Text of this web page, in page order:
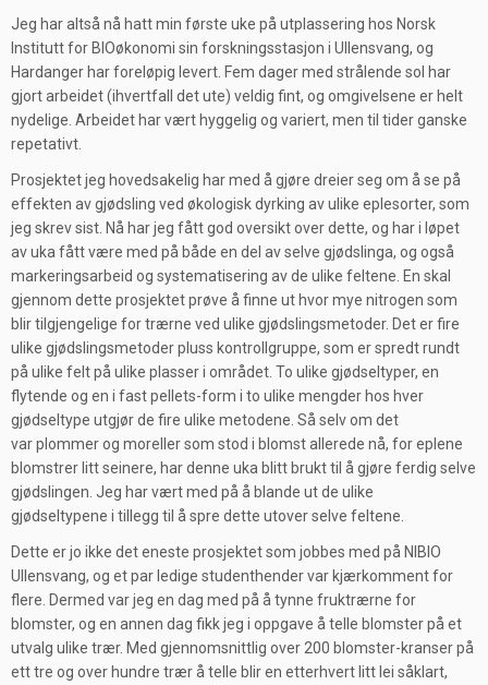
Jeg har altså nå hatt min første uke på utplassering hos Norsk
Institutt for BIOøkonomi sin forskningsstasjon i Ullensvang, og
Hardanger har foreløpig levert. Fem dager med strålende sol har
gjort arbeidet (ihvertfall det ute) veldig fint, og omgivelsene er helt
nydelige. Arbeidet har vært hyggelig og variert, men til tider ganske
repetativt.
Prosjektet jeg hovedsakelig har med å gjøre dreier seg om å se på
effekten av gjødsling ved økologisk dyrking av ulike eplesorter, som
jeg skrev sist. Nå har jeg fått god oversikt over dette, og har i løpet
av uka fått være med på både en del av selve gjødslinga, og også
markeringsarbeid og systematisering av de ulike feltene. En skal
gjennom dette prosjektet prøve å finne ut hvor mye nitrogen som
blir tilgjengelige for trærne ved ulike gjødslingsmetoder. Det er fire
ulike gjødslingsmetoder pluss kontrollgruppe, som er spredt rundt
på ulike felt på ulike plasser i området. To ulike gjødseltyper, en
flytende og en i fast pellets-form i to ulike mengder hos hver
gjødseltype utgjør de fire ulike metodene. Så selv om det
var plommer og moreller som stod i blomst allerede nå, for eplene
blomstrer litt seinere, har denne uka blitt brukt til å gjøre ferdig selve
gjødslingen. Jeg har vært med på å blande ut de ulike
gjødseltypene i tillegg til å spre dette utover selve feltene.
Dette er jo ikke det eneste prosjektet som jobbes med på NIBIO
Ullensvang, og et par ledige studenthender var kjærkomment for
flere. Dermed var jeg en dag med på å tynne fruktrærne for
blomster, og en annen dag fikk jeg i oppgave å telle blomster på et
utvalg ulike trær. Med gjennomsnittlig over 200 blomster-kranser på
ett tre og over hundre trær å telle blir en etterhvert litt lei såklart,